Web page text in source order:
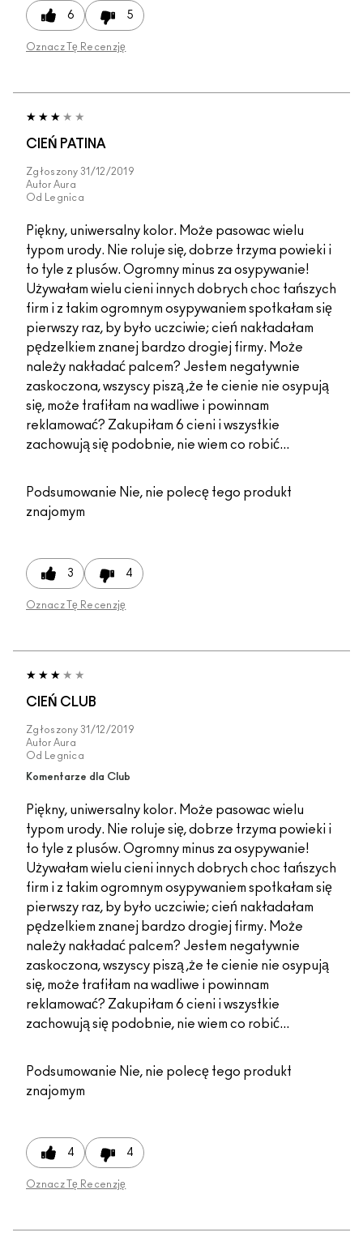
6 5
Oznacz Tę Recenzję
CIEŃ PATINA
Zgłoszony 31/12/2019
Autor Aura
Od
Legnica
Piękny, uniwersalny kolor. Może pasowac wielu
typom urody. Nie roluje się, dobrze trzyma powieki i
to tyle z plusów. Ogromny minus za osypywanie!
Używałam wielu cieni innych dobrych choc tańszych
firm i z takim ogromnym osypywaniem spotkałam się
pierwszy raz, by było uczciwie; cień nakładałam
pędzelkiem znanej bardzo drogiej firmy. Może
należy nakładać palcem? Jestem negatywnie
zaskoczona, wszyscy piszą ,że te cienie nie osypują
się, może trafiłam na wadliwe i powinnam
reklamować? Zakupiłam 6 cieni i wszystkie
zachowują się podobnie, nie wiem co robić...
Podsumowanie Nie, nie polecę tego produkt
znajomym
3 4
Oznacz Tę Recenzję
CIEŃ CLUB
Zgłoszony 31/12/2019
Autor Aura
Od
Legnica
Komentarze dla Club
Piękny, uniwersalny kolor. Może pasowac wielu
typom urody. Nie roluje się, dobrze trzyma powieki i
to tyle z plusów. Ogromny minus za osypywanie!
Używałam wielu cieni innych dobrych choc tańszych
firm i z takim ogromnym osypywaniem spotkałam się
pierwszy raz, by było uczciwie; cień nakładałam
pędzelkiem znanej bardzo drogiej firmy. Może
należy nakładać palcem? Jestem negatywnie
zaskoczona, wszyscy piszą ,że te cienie nie osypują
się, może trafiłam na wadliwe i powinnam
reklamować? Zakupiłam 6 cieni i wszystkie
zachowują się podobnie, nie wiem co robić...
Podsumowanie Nie, nie polecę tego produkt
znajomym
4 4
Oznacz Tę Recenzję